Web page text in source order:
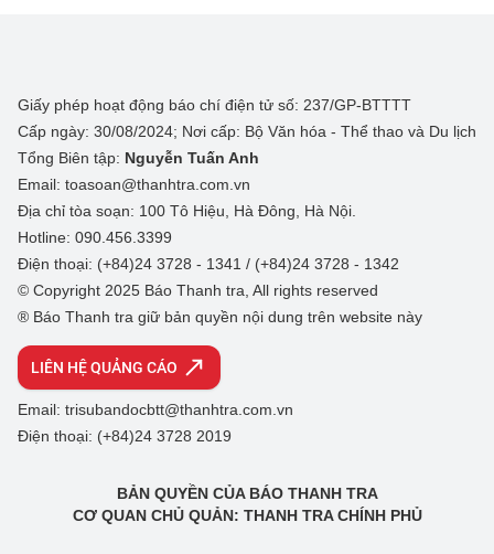
Giấy phép hoạt động báo chí điện tử số: 237/GP-BTTTT
Cấp ngày: 30/08/2024; Nơi cấp: Bộ Văn hóa - Thể thao và Du lịch
Tổng Biên tập: Nguyễn Tuấn Anh
Email: toasoan@thanhtra.com.vn
Địa chỉ tòa soạn: 100 Tô Hiệu, Hà Đông, Hà Nội.
Hotline: 090.456.3399
Điện thoại: (+84)24 3728 - 1341 / (+84)24 3728 - 1342
© Copyright 2025 Báo Thanh tra, All rights reserved
® Báo Thanh tra giữ bản quyền nội dung trên website này
LIÊN HỆ QUẢNG CÁO
Email: trisubandocbtt@thanhtra.com.vn
Điện thoại: (+84)24 3728 2019
BẢN QUYỀN CỦA BÁO THANH TRA
CƠ QUAN CHỦ QUẢN: THANH TRA CHÍNH PHỦ